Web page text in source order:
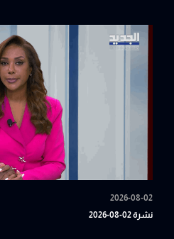
2026-08-02
نشرة 02-08-2026